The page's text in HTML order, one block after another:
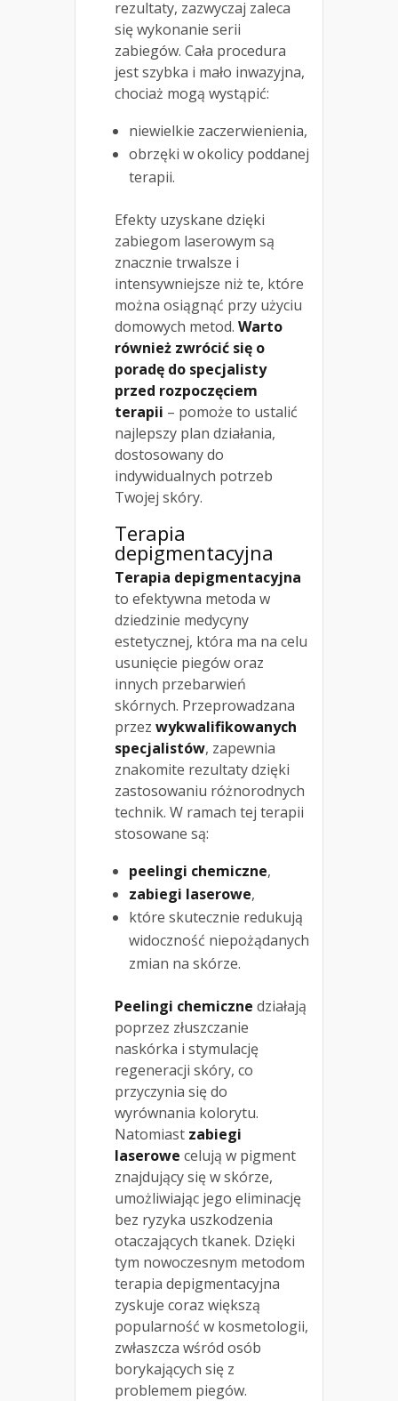
rezultaty, zazwyczaj zaleca
się wykonanie serii
zabiegów. Cała procedura
jest szybka i mało inwazyjna,
chociaż mogą wystąpić:
niewielkie zaczerwienienia,
obrzęki w okolicy poddanej
terapii.
Efekty uzyskane dzięki
zabiegom laserowym są
znacznie trwalsze i
intensywniejsze niż te, które
można osiągnąć przy użyciu
domowych metod. Warto
również zwrócić się o
poradę do specjalisty
przed rozpoczęciem
terapii – pomoże to ustalić
najlepszy plan działania,
dostosowany do
indywidualnych potrzeb
Twojej skóry.
Terapia
depigmentacyjna
Terapia depigmentacyjna
to efektywna metoda w
dziedzinie medycyny
estetycznej, która ma na celu
usunięcie piegów oraz
innych przebarwień
skórnych. Przeprowadzana
przez wykwalifikowanych
specjalistów, zapewnia
znakomite rezultaty dzięki
zastosowaniu różnorodnych
technik. W ramach tej terapii
stosowane są:
peelingi chemiczne,
zabiegi laserowe,
które skutecznie redukują
widoczność niepożądanych
zmian na skórze.
Peelingi chemiczne działają
poprzez złuszczanie
naskórka i stymulację
regeneracji skóry, co
przyczynia się do
wyrównania kolorytu.
Natomiast zabiegi
laserowe celują w pigment
znajdujący się w skórze,
umożliwiając jego eliminację
bez ryzyka uszkodzenia
otaczających tkanek. Dzięki
tym nowoczesnym metodom
terapia depigmentacyjna
zyskuje coraz większą
popularność w kosmetologii,
zwłaszcza wśród osób
borykających się z
problemem piegów.